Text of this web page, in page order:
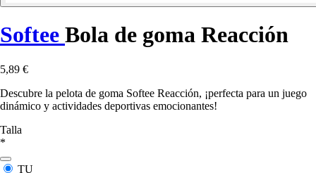
Softee Bola de goma Reacción
5,89 €
Descubre la pelota de goma Softee Reacción, ¡perfecta para un juego
dinámico y actividades deportivas emocionantes!
Talla
*
TU